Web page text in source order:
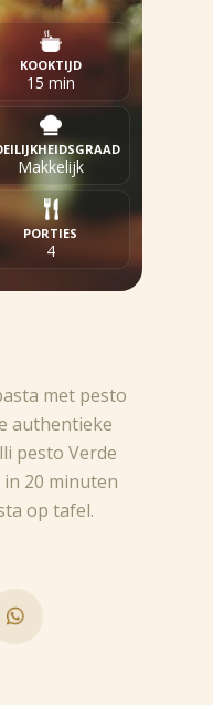
KOOKTIJD
15 min
Makkelijk
PORTIES
4
met pesto
authentieke
pesto Verde
20 minuten
op tafel.